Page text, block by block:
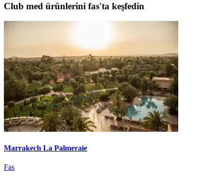
Club med ürünlerini fas'ta keşfedin
Marrakech La Palmeraie
Fas